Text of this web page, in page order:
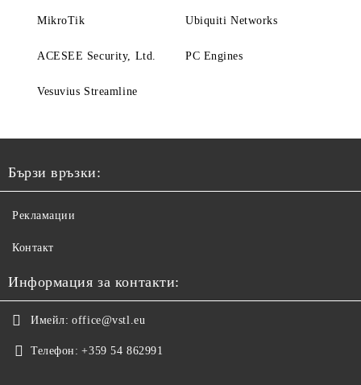
MikroTik Ubiquiti Networks
ACESEE Security, Ltd. PC Engines
Vesuvius Streamline
Бързи връзки:
Рекламации
Контакт
Информация за контакти:
Имейл: office@vstl.eu
Телефон: +359 54 862991